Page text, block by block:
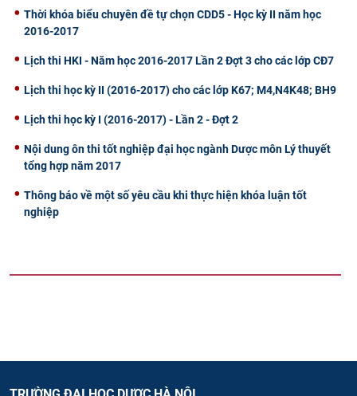
Thời khóa biểu chuyên đề tự chọn CDD5 - Học kỳ II năm học
2016-2017
Lịch thi HKI - Năm học 2016-2017 Lần 2 Đợt 3 cho các lớp CĐ7
Lịch thi học kỳ II (2016-2017) cho các lớp K67; M4,N4K48; BH9
Lịch thi học kỳ I (2016-2017) - Lần 2 - Đợt 2
Nội dung ôn thi tốt nghiệp đại học ngành Dược môn Lý thuyết
tổng hợp năm 2017
Thông báo về một số yêu cầu khi thực hiện khóa luận tốt
nghiệp